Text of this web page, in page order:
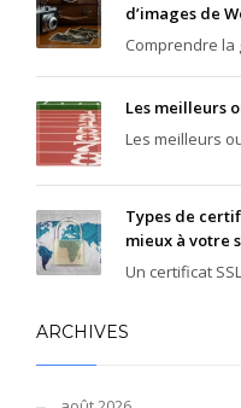
d’images de
Comprendre la
Les meilleurs
Les meilleurs
Types de
mieux à votre
Un certificat
ARCHIVES